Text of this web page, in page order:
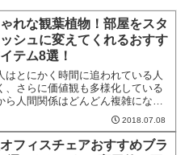
れな観葉植物！部屋をスタ
シュに変えてくれるおすす
テム8選！
はとにかく時間に追われている人
、さらに価値観も多様化している
ら人間関係はどんどん複雑になっ
いるのでストレスは溜まる一方で
んな時、家に帰って観葉植物を眺
心がほぐれます。そればかりでな
のある空間はとても...
2018.07.08
フィスチェアおすすめブラ